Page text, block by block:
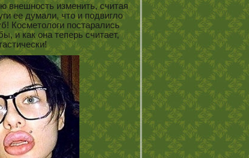
внешность изменить, считая
ее думали, что и подвигло
Косметологи постарались
и как она теперь считает,